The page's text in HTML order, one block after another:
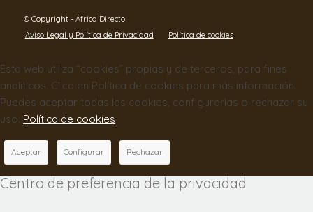
© Copyright - África Directo
Aviso Legal y Política de Privacidad
Política de cookies
Esta web utiliza “cookies” propias y de terceros, para fines
analíticos. Clica en Política de cookies para más información.
Puedes aceptar todas las cookies, configurarlas o rechazar su
uso. Política de cookies
Aceptar Configurar Rechazar
Centro de preferencia de la privacidad